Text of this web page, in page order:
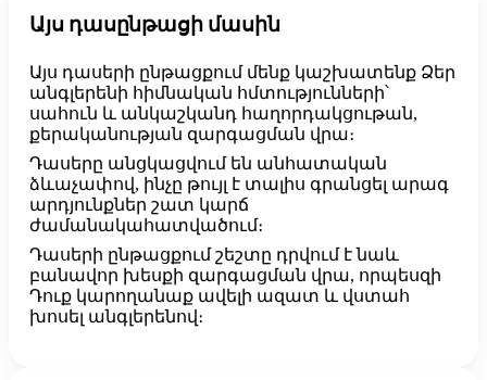
Այս դասընթացի մասին
Այս դասերի ընթացքում մենք կաշխատենք Ձեր
անգլերենի հիմնական հմտությունների՝
սահուն և անկաշկանդ հաղորդակցութան,
քերականության զարգացման վրա։
Դասերը անցկացվում են անհատական
ձևաչափով, ինչը թույլ է տալիս գրանցել արագ
արդյունքներ շատ կարճ
ժամանակահատվածում։
Դասերի ընթացքում շեշտը դրվում է նաև
բանավոր խեսքի զարգացման վրա, որպեսզի
Դուք կարողանաք ավելի ազատ և վստահ
խոսել անգլերենով։